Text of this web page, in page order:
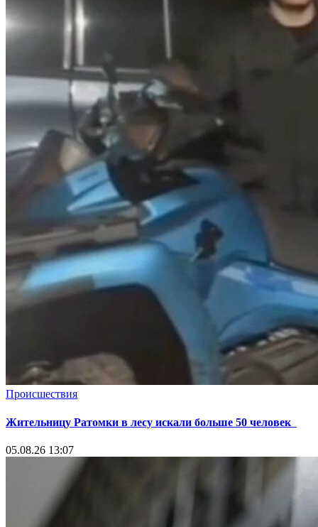
Происшествия
Жительницу Ратомки в лесу искали больше 50 человек
05.08.26 13:07